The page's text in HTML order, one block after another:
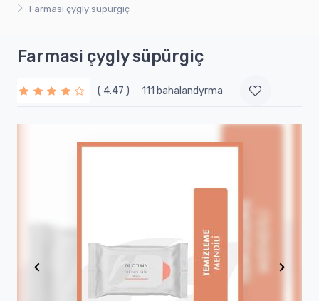
Farmasi çygly süpürgiç
Farmasi çygly süpürgiç
( 4.47 ) 111 bahalandyrma